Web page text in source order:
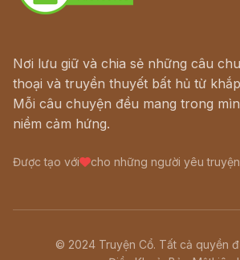
Nơi lưu giữ và chia sẻ những câu
thoại và truyền thuyết bất hủ từ
Mỗi câu chuyện đều mang trong
niềm cảm hứng.
Được tạo với cho những người yêu truyện
© 2024 Truyện Cổ. Tất cả quyền